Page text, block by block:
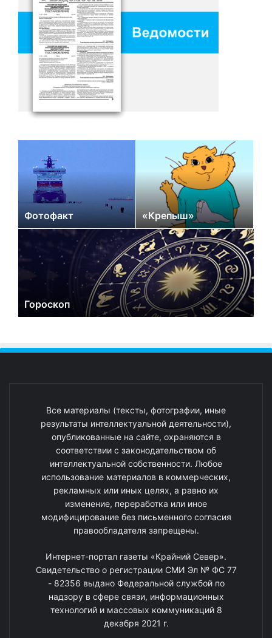
Фотофакт «Крепыш»
Гороскоп
Все материалы (тексты, фотографии, иные
результаты интеллектуальной деятельности),
опубликованные на сайте, охраняются в
соответствии с законодательством об
интеллектуальной собственности. Любое
использование материалов в коммерческих,
рекламных или иных целях, а равно их
изменение, переработка или иное
модифицирование без письменного согласия
правообладателя запрещены.
Интернет-портал газеты «Крайний Север».
Свидетельство о регистрации СМИ Эл № ФС 77
- 82356 выдано Федеральной службой по
надзору в сфере связи, информационных
технологий и массовых коммуникаций 8
декабря 2021 г.